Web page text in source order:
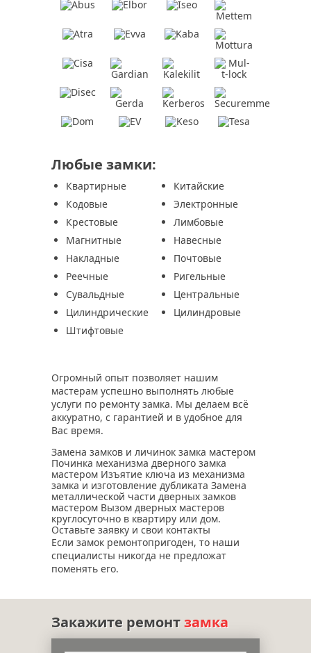
Любые замки:
Квартирные
Китайские
Кодовые
Электронные
Крестовые
Лимбовые
Магнитные
Навесные
Накладные
Почтовые
Реечные
Ригельные
Сувальдные
Центральные
Цилиндрические
Цилиндровые
Штифтовые
Огромный опыт позволяет нашим
мастерам успешно выполнять любые
услуги по ремонту замка. Мы делаем всё
аккуратно, с гарантией и в удобное для
Вас время.
Замена замков и личинок замка мастером
Починка механизма дверного замка
мастером Изъятие ключа из механизма
замка и изготовление дубликата Замена
металлической части дверных замков
мастером Вызом дверных мастеров
круглосуточно в квартиру или дом.
Оставьте заявку и свои контакты
Если замок ремонтопригоден, то наши
специалисты никогда не предложат
поменять его.
Закажите ремонтзамка